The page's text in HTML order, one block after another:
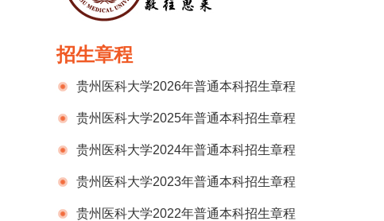
招生章程
贵州医科大学2026年普通本科招生章程
贵州医科大学2025年普通本科招生章程
贵州医科大学2024年普通本科招生章程
贵州医科大学2023年普通本科招生章程
贵州医科大学2022年普通本科招生章程